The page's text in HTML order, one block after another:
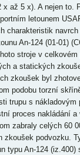
x až 5 x). A nejen to.
letounem
charakteristik
An-124 (01-01)
stroje v
a statických
zkoušek byl
podobu torzní
trupu s
proces nakládání
zabraly celých 60
zkoušek podvozku.
typu An-124